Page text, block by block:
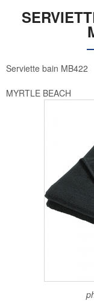
Serviette bain MB422
MYRTLE BEACH